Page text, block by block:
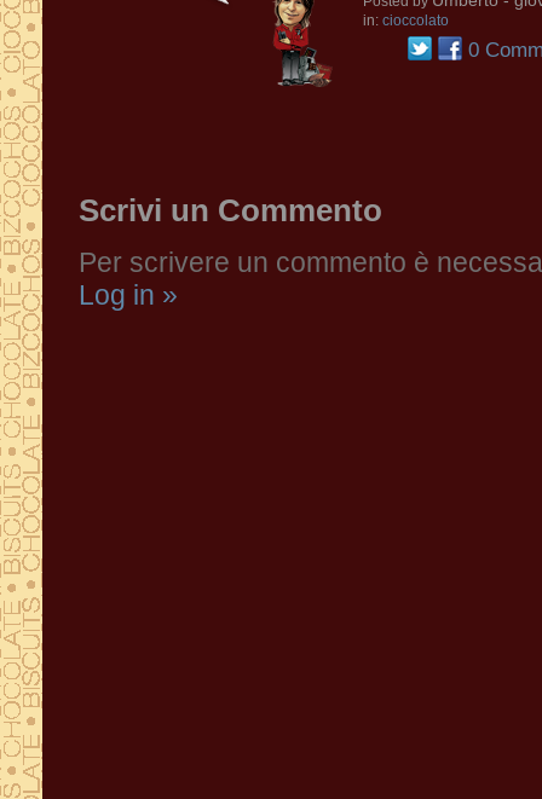
in: cioccolato
0
Scrivi un Commento
Per scrivere un commento è
Log in »